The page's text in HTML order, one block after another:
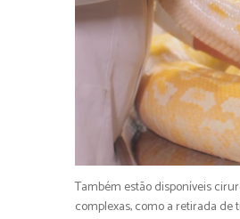
Também estão disponíveis
complexas, como a retirada de